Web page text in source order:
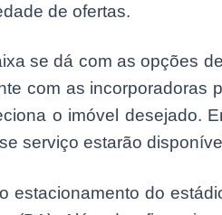
de ofertas.
se dá com as opções
com as incorporadoras
o imóvel desejado.
serviço estarão
estacionamento do